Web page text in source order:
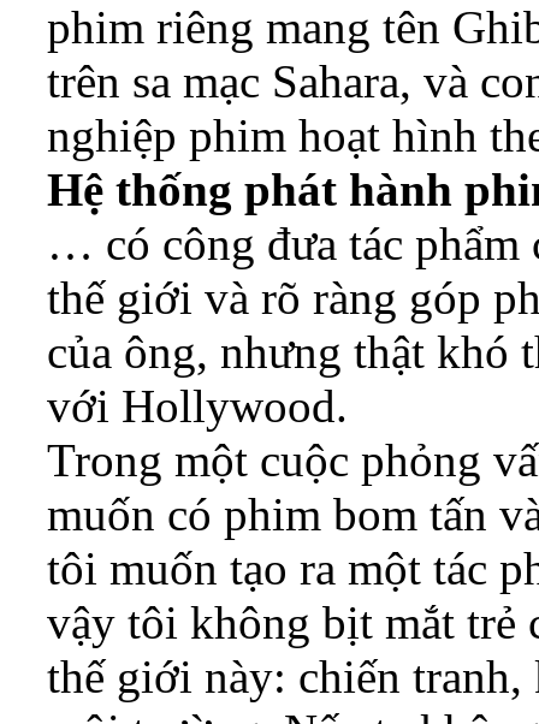
phim riêng mang tên
trên sa mạc Sahara, và
nghiệp phim hoạt hình
Hệ thống phát hành
… có công đưa tác phẩm
thế giới và rõ ràng góp
của ông, nhưng thật khó
với Hollywood.
Trong một cuộc phỏng
muốn có phim bom tấn
tôi muốn tạo ra một tác
vậy tôi không bịt mắt trẻ
thế giới này: chiến